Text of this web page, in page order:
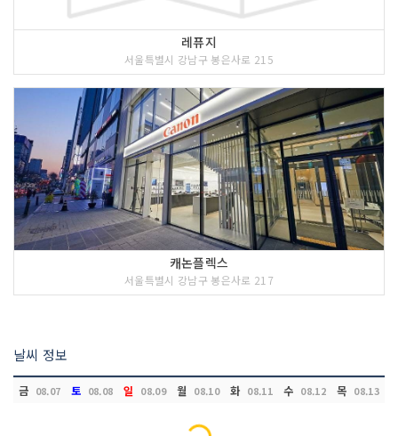
레퓨지
서울특별시 강남구 봉은사로 215
캐논플렉스
서울특별시 강남구 봉은사로 217
날씨 정보
금 08.07 토 08.08 일 08.09 월 08.10 화 08.11 수 08.12 목 08.13